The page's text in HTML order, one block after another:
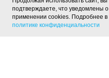
подтверждаете, что уведомлены о
применении cookies. Подробнее в
политике конфиденциальности